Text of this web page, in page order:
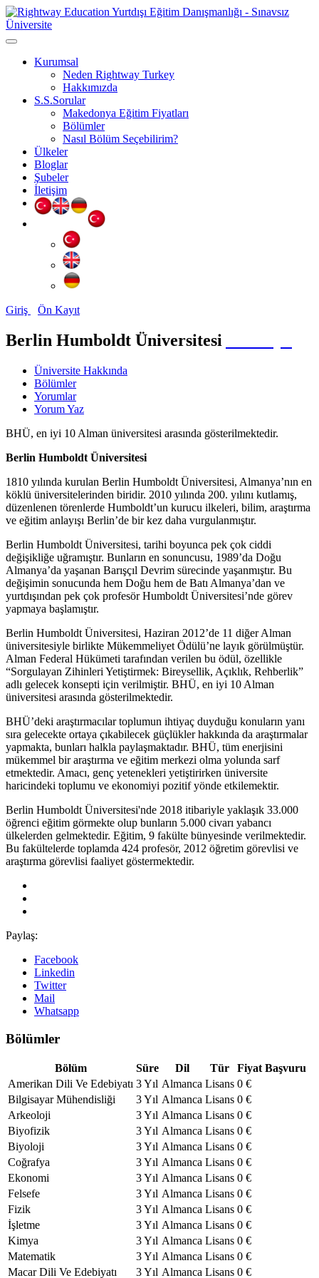
Kurumsal
Neden Rightway Turkey
Hakkımızda
S.S.Sorular
Makedonya Eğitim Fiyatları
Bölümler
Nasıl Bölüm Seçebilirim?
Ülkeler
Bloglar
Şubeler
İletişim
Giriş Ön Kayıt
Berlin Humboldt Üniversitesi
Üniversite Hakkında
Bölümler
Yorumlar
Yorum Yaz
BHÜ, en iyi 10 Alman üniversitesi arasında gösterilmektedir.
Berlin Humboldt Üniversitesi
1810 yılında kurulan Berlin Humboldt Üniversitesi, Almanya’nın en
köklü üniversitelerinden biridir. 2010 yılında 200. yılını kutlamış,
düzenlenen törenlerde Humboldt’un kurucu ilkeleri, bilim, araştırma
ve eğitim anlayışı Berlin’de bir kez daha vurgulanmıştır.
Berlin Humboldt Üniversitesi, tarihi boyunca pek çok ciddi
değişikliğe uğramıştır. Bunların en sonuncusu, 1989’da Doğu
Almanya’da yaşanan Barışçıl Devrim sürecinde yaşanmıştır. Bu
değişimin sonucunda hem Doğu hem de Batı Almanya’dan ve
yurtdışından pek çok profesör Humboldt Üniversitesi’nde görev
yapmaya başlamıştır.
Berlin Humboldt Üniversitesi, Haziran 2012’de 11 diğer Alman
üniversitesiyle birlikte Mükemmeliyet Ödülü’ne layık görülmüştür.
Alman Federal Hükümeti tarafından verilen bu ödül, özellikle
“Sorgulayan Zihinleri Yetiştirmek: Bireysellik, Açıklık, Rehberlik”
adlı gelecek konsepti için verilmiştir. BHÜ, en iyi 10 Alman
üniversitesi arasında gösterilmektedir.
BHÜ’deki araştırmacılar toplumun ihtiyaç duyduğu konuların yanı
sıra gelecekte ortaya çıkabilecek güçlükler hakkında da araştırmalar
yapmakta, bunları halkla paylaşmaktadır. BHÜ, tüm enerjisini
mükemmel bir araştırma ve eğitim merkezi olma yolunda sarf
etmektedir. Amacı, genç yetenekleri yetiştirirken üniversite
haricindeki toplumu ve ekonomiyi pozitif yönde etkilemektir.
Berlin Humboldt Üniversitesi'nde 2018 itibariyle yaklaşık 33.000
öğrenci eğitim görmekte olup bunların 5.000 civarı yabancı
ülkelerden gelmektedir. Eğitim, 9 fakülte bünyesinde verilmektedir.
Bu fakültelerde toplamda 424 profesör, 2012 öğretim görevlisi ve
araştırma görevlisi faaliyet göstermektedir.
Paylaş:
Facebook
Linkedin
Twitter
Mail
Whatsapp
Bölümler
Bölüm Süre Dil Tür Fiyat Başvuru
Amerikan Dili Ve Edebiyatı 3 Yıl Almanca Lisans 0 €
Bilgisayar Mühendisliği
3 Yıl Almanca Lisans 0 €
Arkeoloji
3 Yıl Almanca Lisans 0 €
Biyofizik
3 Yıl Almanca Lisans 0 €
Biyoloji
3 Yıl Almanca Lisans 0 €
Coğrafya
3 Yıl Almanca Lisans 0 €
Ekonomi
3 Yıl Almanca Lisans 0 €
Felsefe
3 Yıl Almanca Lisans 0 €
Fizik
3 Yıl Almanca Lisans 0 €
İşletme
3 Yıl Almanca Lisans 0 €
Kimya
3 Yıl Almanca Lisans 0 €
Matematik
3 Yıl Almanca Lisans 0 €
Macar Dili Ve Edebiyatı
3 Yıl Almanca Lisans 0 €